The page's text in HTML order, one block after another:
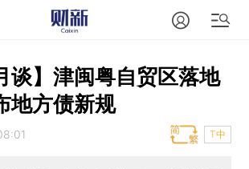
谈】津闽粤自贸区落地
地方债新规
T中